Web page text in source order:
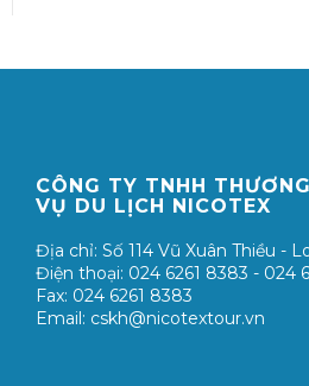
CÔNG TY TNHH
VỤ DU LỊCH NICOTEX
Địa chỉ: Số 114 Vũ Xuân Thiều -
Điện thoại: 024 6261 8383 - 024
Fax: 024 6261 8383
Email: cskh@nicotextour.vn